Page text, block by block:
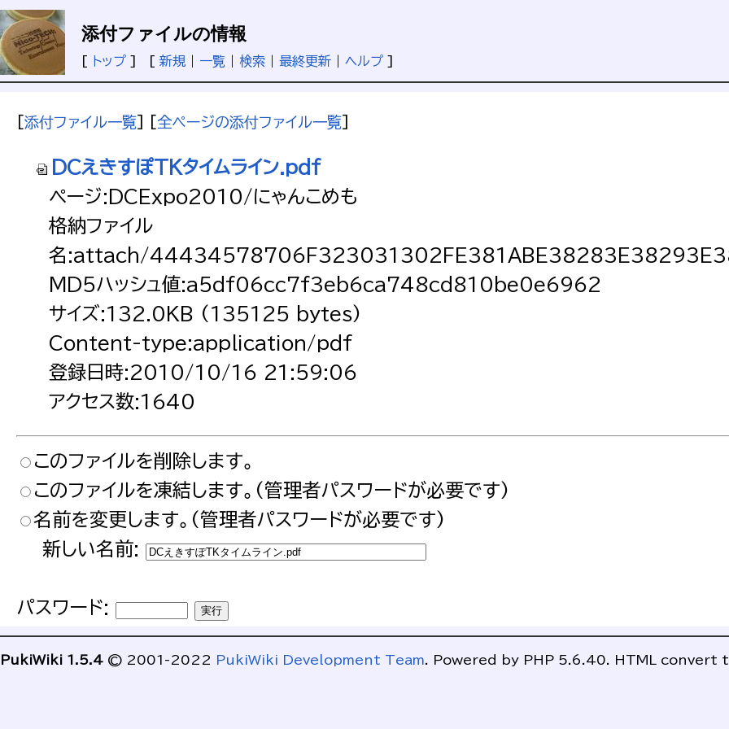
添付ファイルの情報
[ トップ ] [ 新規 一覧 検索 最終更新 ヘルプ ]
添付ファイル一覧 全ページの添付ファイル一覧
DCえきすぽTKタイムライン.pdf
ページ:DCExpo2010/にゃんこめも
格納ファイル
名:attach/
MD5ハッシュ値:a5df06cc7f3eb6ca748cd810be0e6962
サイズ:132.0KB (135125 bytes)
Content-type:application/pdf
登録日時:2010/10/16 21:59:06
アクセス数:1640
このファイルを削除します。
このファイルを凍結します。(管理者パスワードが必要です)
名前を変更します。(管理者パスワードが必要です)
新しい名前:
パスワード:
PukiWiki 1.5.4 © 2001-2022 PukiWiki Development Team. Powered by PHP 5.6.40. HTML convert